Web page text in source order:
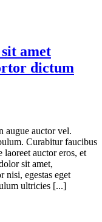
amet
dictum
augue auctor vel.
Curabitur faucibus
laoreet auctor eros, et
sit amet,
nisi, egestas eget
ultricies [...]